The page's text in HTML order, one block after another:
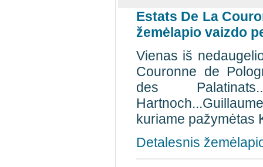
Estats De La
žemėlapio vaizdo
Vienas iš
Couronne de
des
kuriame pažymėtas
Detalesnis